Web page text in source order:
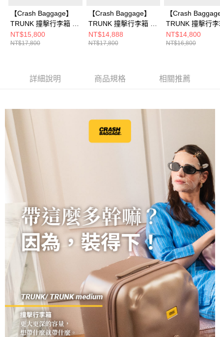
【Crash Baggage】
TRUNK 撞擊行李箱 32
吋 暖銅
NT$15,800
NT$17,800
【Crash Baggage】
TRUNK 撞擊行李箱 32
吋
NT$14,888
NT$17,800
【Crash
TRUNK 撞擊行
吋 霧黑
NT$14,800
NT$16,800
詳細說明 商品規格 相關推薦